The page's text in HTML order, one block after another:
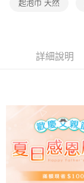
起泡巾 天然
詳細說明